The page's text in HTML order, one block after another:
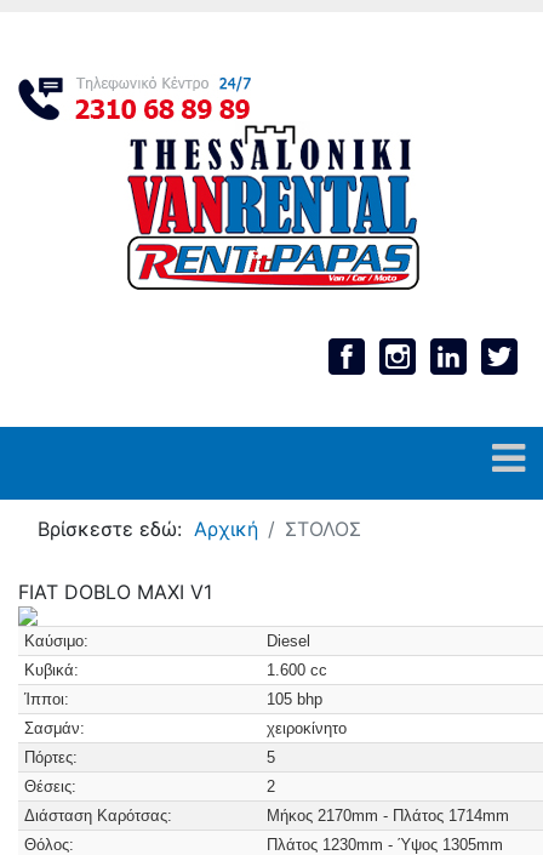
Βρίσκεστε εδώ: Αρχική ΣΤΟΛΟΣ
FIAT DOBLO MAXI V1
Καύσιμο:
Diesel
Κυβικά:
1.600 cc
Ίπποι:
105 bhp
Σασμάν:
χειροκίνητο
Πόρτες:
5
Θέσεις:
2
Διάσταση Καρότσας:
Μήκος 2170mm - Πλάτος 1714mm
Θόλος:
Πλάτος 1230mm - Ύψος 1305mm